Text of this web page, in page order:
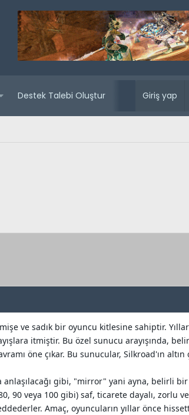
Destek Talebi Oluştur Yaklaşan
Giriş yap
ve sadık bir oyuncu kitlesine sahiptir.
itmiştir. Bu özel sunucu arayışında,
öne çıkar. Bu sunucular, Silkroad'ın
gibi, "mirror" yani ayna, belirli
veya 100 gibi) saf, ticarete dayalı, zorlu
Amaç, oyuncuların yıllar önce